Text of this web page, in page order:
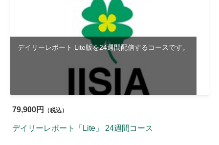
デイリーレポート Lite版を24週間配信するコースです。
79,900円 （税込）
デイリーレポート「Lite」 24週間コース